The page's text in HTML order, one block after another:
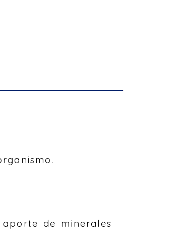
de minerales